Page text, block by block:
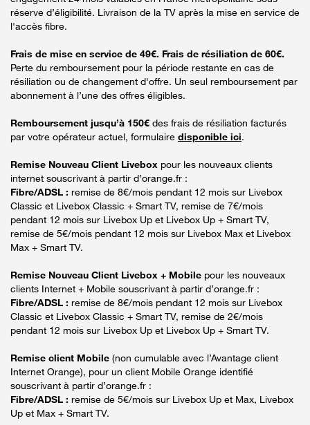
réserve d’éligibilité. Livraison de la TV après la mise en service de
l'accès fibre.
Frais de mise en service de 49€. Frais de résiliation de 60€.
Perte du remboursement pour la période restante en cas de
résiliation ou de changement d'offre. Un seul remboursement par
abonnement à l’une des offres éligibles.
Remboursement jusqu’à 150€ des frais de résiliation facturés
par votre opérateur actuel, formulaire disponible ici.
Remise Nouveau Client Livebox pour les nouveaux clients
internet souscrivant à partir d’orange.fr :
Fibre/ADSL : remise de 8€/mois pendant 12 mois sur Livebox
Classic et Livebox Classic + Smart TV, remise de 7€/mois
pendant 12 mois sur Livebox Up et Livebox Up + Smart TV,
remise de 5€/mois pendant 12 mois sur Livebox Max et Livebox
Max + Smart TV.
Remise Nouveau Client Livebox + Mobile pour les nouveaux
clients Internet + Mobile souscrivant à partir d’orange.fr :
Fibre/ADSL : remise de 8€/mois pendant 12 mois sur Livebox
Classic et Livebox Classic + Smart TV, remise de 2€/mois
pendant 12 mois sur Livebox Up et Livebox Up + Smart TV.
Remise client Mobile (non cumulable avec l’Avantage client
Internet Orange), pour un client Mobile Orange identifié
souscrivant à partir d’orange.fr :
Fibre/ADSL : remise de 5€/mois sur Livebox Up et Max, Livebox
Up et Max + Smart TV.